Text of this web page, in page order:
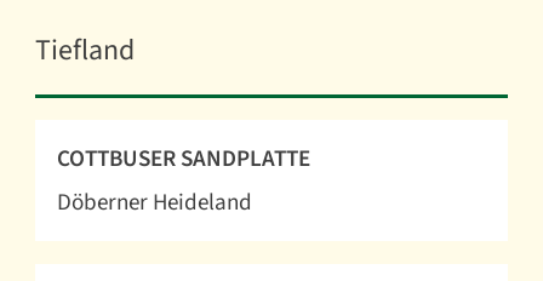
Tiefland
COTTBUSER SANDPLATTE
Döberner Heideland